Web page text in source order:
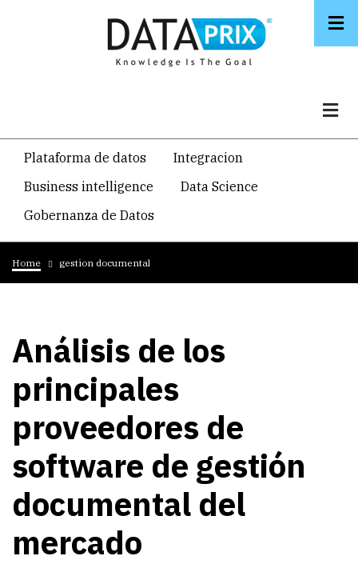
Navegacion
temática
principal
Plataforma de datos
Integracion
Business intelligence
Data Science
Gobernanza de Datos
Breadcrumb
Home gestion documental
Análisis de los
principales
proveedores de
software de gestión
documental del
mercado